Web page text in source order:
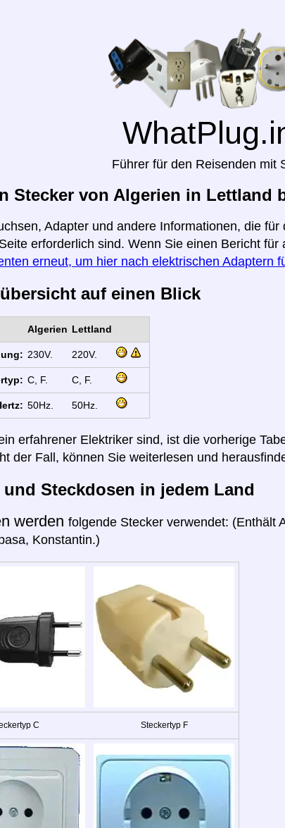
Führer für den Reisenden mit
Stecker von Algerien in Lettland
Adapter und andere Informationen, die
erforderlich sind. Wenn Sie einen Bericht
erneut, um hier nach elektrischen Adaptern
auf einen Blick
Algerien Lettland
230V. 220V.
C, F. C, F.
50Hz. 50Hz.
erfahrener Elektriker sind, ist die vorherige
der Fall, können Sie weiterlesen und
und Steckdosen in jedem Land
werden folgende Stecker verwendet: (Enthält
Konstantin.)
C Steckertyp F